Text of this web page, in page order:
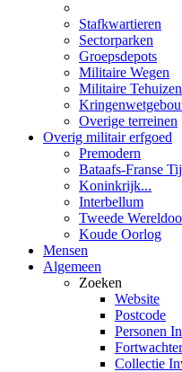
Stafkwartieren
Sectorparken
Groepsdepots
Militaire Wegen
Militaire Tehuizen
Overige terreinen
Overig militair erfgoed
Premodern
Bataafs-Franse
Koninkrijk...
Interbellum
Tweede
Koude Oorlog
Mensen
Algemeen
Zoeken
Website
Postcode
Personen
Collectie